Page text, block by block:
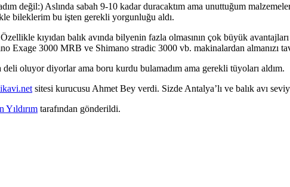
değil:) Aslında sabah 9-10 kadar duracaktım ama unuttuğum
bileklerim bu işten gerekli yorgunluğu aldı.
kıyıdan balık avında bilyenin fazla olmasının çok büyük
Exage 3000 MRB ve Shimano stradic 3000 vb. makinalardan almanızı
oluyor diyorlar ama boru kurdu bulamadım ama gerekli tüyoları aldım.
sitesi kurucusu Ahmet Bey verdi. Sizde Antalya’lı ve balık avı
Yıldırım tarafından gönderildi.